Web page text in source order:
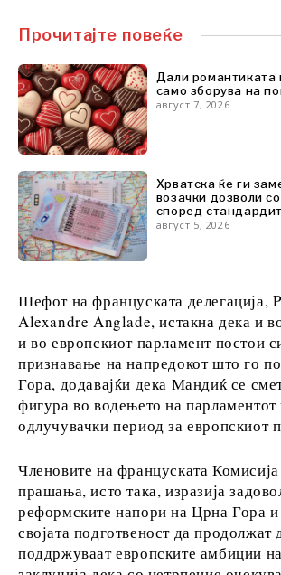
Анализи
Интервју
Мислење
Свет
Анализа
Откриј
Настани
Култура
Спорт
Lifestyle
Патување
Храна &
Пијалаци
Western
Balkans
2030
Прочитајте повеќе
Дали романтиката
само зборува на
август 7, 2026
Хрватска ќе ги
возачки дозволи
според
август 5, 2026
Шефот на француската делегација,
Alexandre Anglade, истакна дека и
и во европскиот парламент постои
признавање на напредокот што го
Гора, додавајќи дека Мандиќ се
фигура во водењето на парламентот
одлучувачки период за европскиот
Членовите на француската
прашања, исто така, изразија
реформските напори на Црна Гора и
својата подготвеност да продолжат
поддржуваат европските амбиции